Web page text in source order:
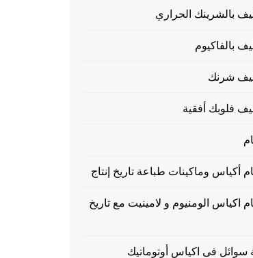
بالشرينك الحراري
بالفاكيوم
شرنك
فلوبك أفقية
أكياس وماكينات طباعة تاريخ إنتاج
اكياس الومنيوم و لامينيت مع تاريخ
سوائل فى اكياس أوتوماتيك